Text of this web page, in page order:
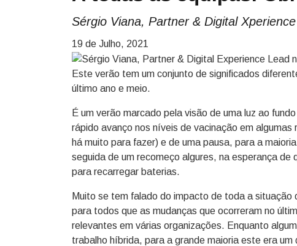
Sérgio Viana, Partner & Digital
19 de Julho, 2021
Este verão tem um conjunto de significados
último ano e meio.
É um verão marcado pela visão de uma luz ao
rápido avanço nos níveis de vacinação em
há muito para fazer) e de uma pausa, para a
seguida de um recomeço algures, na esperança
para recarregar baterias.
Muito se tem falado do impacto de toda a
para todos que as mudanças que ocorreram no
relevantes em várias organizações. Enquanto
trabalho híbrida, para a grande maioria este era